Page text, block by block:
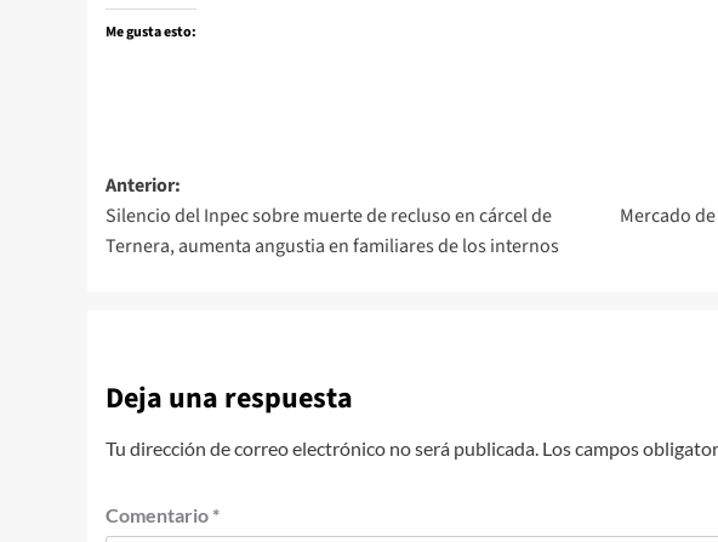
Me gusta esto:
Navegación
de
entradas
Anterior:
Silencio del Inpec sobre muerte de recluso en cárcel de
Ternera, aumenta angustia en familiares de los internos
Mercado
Deja una respuesta
Tu dirección de correo electrónico no será publicada. Los campos
Comentario *